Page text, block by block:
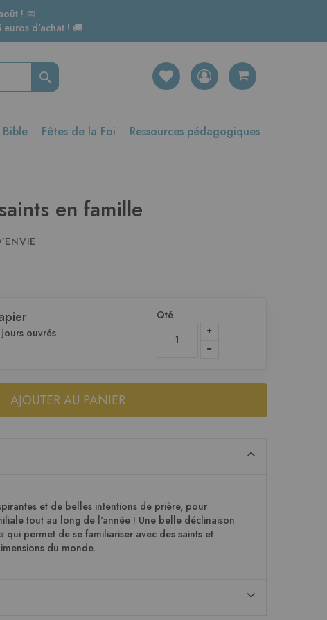
! 📅
euros d'achat ! 🚚
Rechercher
Bible Fêtes de la Foi Ressources pédagogiques
en famille
ouvrés
Qté
AJOUTER AU PANIER
et de belles intentions de prière, pour
tout au long de l'année ! Une belle déclinaison
qui permet de se familiariser avec des saints et
du monde.